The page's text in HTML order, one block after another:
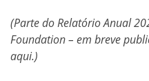
(Parte do Relatório Anual
Foundation – em breve
aqui.)